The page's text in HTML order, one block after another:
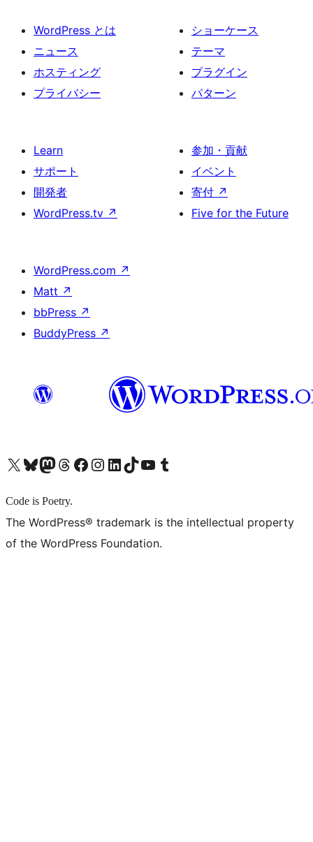
WordPress とは
ニュース
ホスティング
プライバシー
ショーケース
テーマ
プラグイン
パターン
Learn
サポート
開発者
WordPress.tv ↗
参加・貢献
イベント
寄付 ↗
Five for the Future
WordPress.com ↗
Matt ↗
bbPress ↗
BuddyPress ↗
X (旧 Twitter) アカウントへBluesky アカウントへMastodon アカウントへThreads アカウントへ Facebook ページへInstagram アカウントへ LinkedIn アカウントへTikTok アカウントへYouTube チャンネルへ Tumblr アカウントへ
Code is Poetry.
The WordPress® trademark is the intellectual property
of the WordPress Foundation.